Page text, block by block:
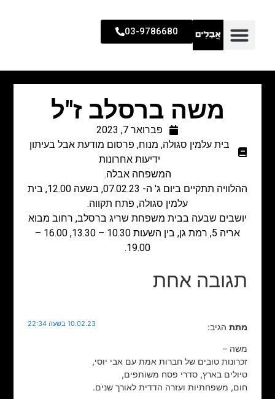
03-9786680
משה ברסלב ז"ל
פברואר 7, 2023
בית עלמין סגולה, מנוח, פרסום מודעת אבל בעיתון
ידיעות אחרונות
המשפחה אבלה.
ההלוויה תתקיים ביום ג' ה- 07.02.23, בשעה 12.00, בית
עלמין סגולה, פתח תקווה.
יושבים שבעה בבית משפחת שריג ברסלב, רחוב מבוא
אריה 5, רמת גן, בין השעות 10.30 – 13.30, 16.00 –
19.00.
תגובה אחת
מתת הגיב: 10.02.23 בשעה 22:34
משה –
זכרונות טובים של חברות אמת עם אבי יוסי,
טיולים בארץ, סדרי פסח משותפים,
חום, משפחתיות ועזרה הדדית לאורך שנים.